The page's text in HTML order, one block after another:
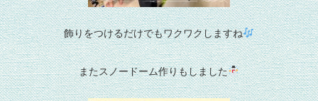
飾りをつけるだけでもワクワクしますね
またスノードーム作りもしました